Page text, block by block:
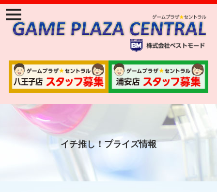
ナ
ビ
ゲ
ー
ン
メ
ニ
ュ
イチ推し！プライズ情報